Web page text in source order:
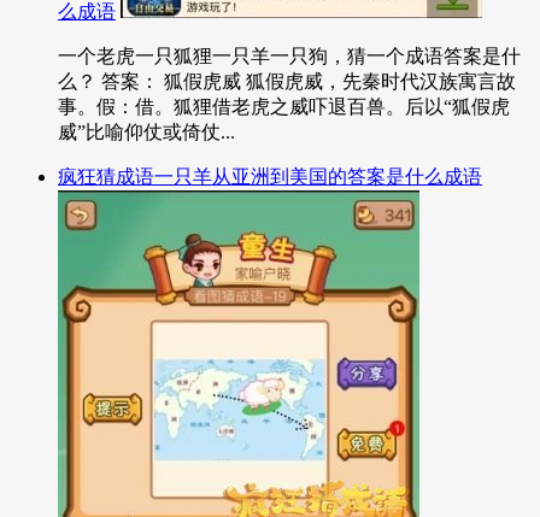
么成语
一个老虎一只狐狸一只羊一只狗，猜一个成语答案是什
么？ 答案： 狐假虎威 狐假虎威，先秦时代汉族寓言故
事。假：借。狐狸借老虎之威吓退百兽。后以“狐假虎
威”比喻仰仗或倚仗...
疯狂猜成语一只羊从亚洲到美国的答案是什么成语